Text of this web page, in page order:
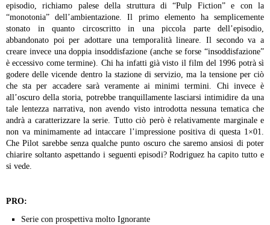
episodio, richiamo palese della struttura di “Pulp Fiction” e con la
“monotonia” dell’ambientazione. Il primo elemento ha semplicemente
stonato in quanto circoscritto in una piccola parte dell’episodio,
abbandonato poi per adottare una temporalità lineare. Il secondo va a
creare invece una doppia insoddisfazione (anche se forse “insoddisfazione”
è eccessivo come termine). Chi ha infatti già visto il film del 1996 potrà sì
godere delle vicende dentro la stazione di servizio, ma la tensione per ciò
che sta per accadere sarà veramente ai minimi termini. Chi invece è
all’oscuro della storia, potrebbe tranquillamente lasciarsi intimidire da una
tale lentezza narrativa, non avendo visto introdotta nessuna tematica che
andrà a caratterizzare la serie. Tutto ciò però è relativamente marginale e
non va minimamente ad intaccare l’impressione positiva di questa 1×01.
Che Pilot sarebbe senza qualche punto oscuro che saremo ansiosi di poter
chiarire soltanto aspettando i seguenti episodi? Rodriguez ha capito tutto e
si vede.
PRO:
Serie con prospettiva molto Ignorante